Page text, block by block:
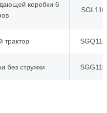
коробки 6
SGL110
трактор SGQ110
без стружки SGG110